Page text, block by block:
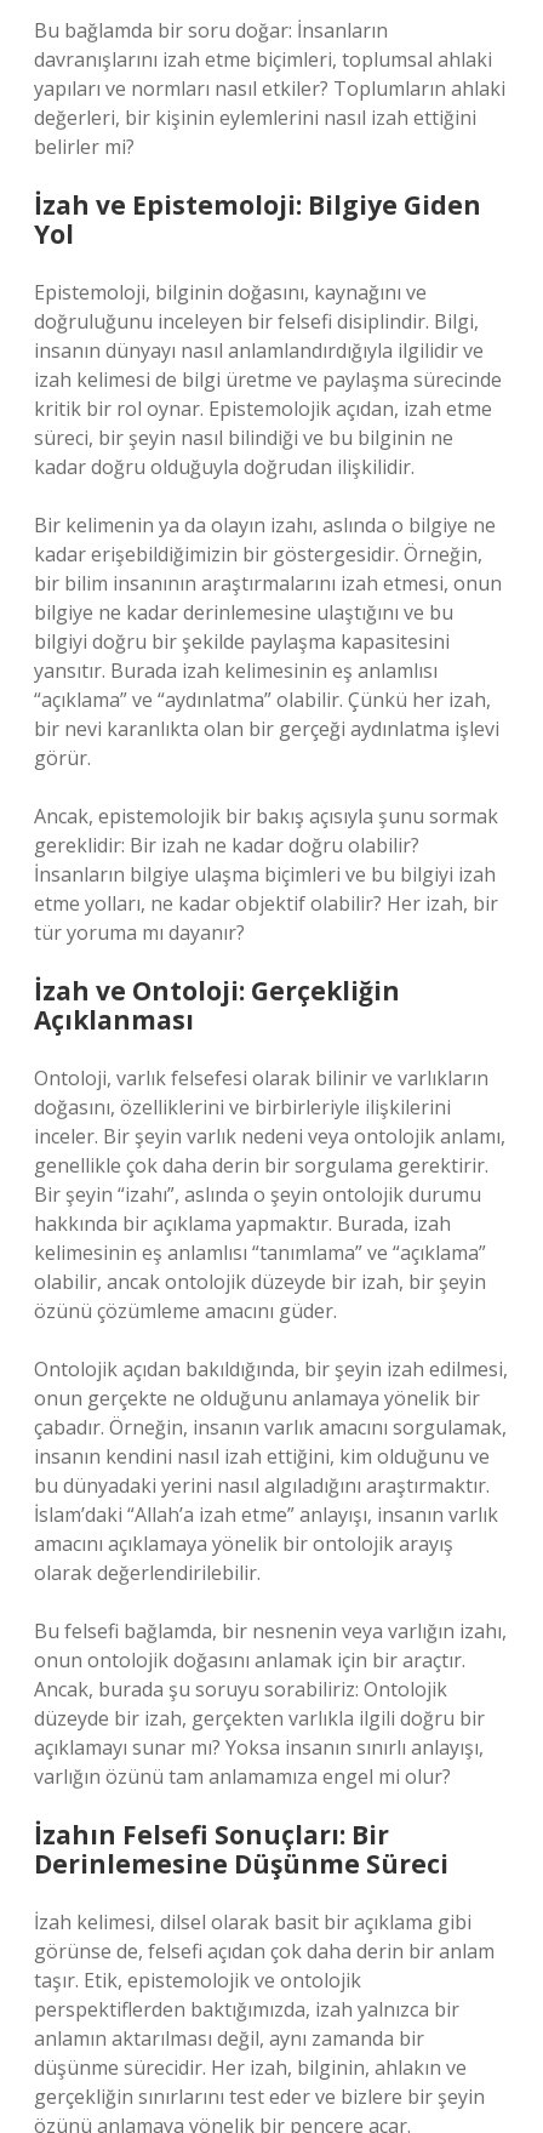
Bu bağlamda bir soru doğar: İnsanların
davranışlarını izah etme biçimleri, toplumsal ahlaki
yapıları ve normları nasıl etkiler? Toplumların ahlaki
değerleri, bir kişinin eylemlerini nasıl izah ettiğini
belirler mi?
İzah ve Epistemoloji: Bilgiye Giden
Yol
Epistemoloji, bilginin doğasını, kaynağını ve
doğruluğunu inceleyen bir felsefi disiplindir. Bilgi,
insanın dünyayı nasıl anlamlandırdığıyla ilgilidir ve
izah kelimesi de bilgi üretme ve paylaşma sürecinde
kritik bir rol oynar. Epistemolojik açıdan, izah etme
süreci, bir şeyin nasıl bilindiği ve bu bilginin ne
kadar doğru olduğuyla doğrudan ilişkilidir.
Bir kelimenin ya da olayın izahı, aslında o bilgiye ne
kadar erişebildiğimizin bir göstergesidir. Örneğin,
bir bilim insanının araştırmalarını izah etmesi, onun
bilgiye ne kadar derinlemesine ulaştığını ve bu
bilgiyi doğru bir şekilde paylaşma kapasitesini
yansıtır. Burada izah kelimesinin eş anlamlısı
“açıklama” ve “aydınlatma” olabilir. Çünkü her izah,
bir nevi karanlıkta olan bir gerçeği aydınlatma işlevi
görür.
Ancak, epistemolojik bir bakış açısıyla şunu sormak
gereklidir: Bir izah ne kadar doğru olabilir?
İnsanların bilgiye ulaşma biçimleri ve bu bilgiyi izah
etme yolları, ne kadar objektif olabilir? Her izah, bir
tür yoruma mı dayanır?
İzah ve Ontoloji: Gerçekliğin
Açıklanması
Ontoloji, varlık felsefesi olarak bilinir ve varlıkların
doğasını, özelliklerini ve birbirleriyle ilişkilerini
inceler. Bir şeyin varlık nedeni veya ontolojik anlamı,
genellikle çok daha derin bir sorgulama gerektirir.
Bir şeyin “izahı”, aslında o şeyin ontolojik durumu
hakkında bir açıklama yapmaktır. Burada, izah
kelimesinin eş anlamlısı “tanımlama” ve “açıklama”
olabilir, ancak ontolojik düzeyde bir izah, bir şeyin
özünü çözümleme amacını güder.
Ontolojik açıdan bakıldığında, bir şeyin izah edilmesi,
onun gerçekte ne olduğunu anlamaya yönelik bir
çabadır. Örneğin, insanın varlık amacını sorgulamak,
insanın kendini nasıl izah ettiğini, kim olduğunu ve
bu dünyadaki yerini nasıl algıladığını araştırmaktır.
İslam’daki “Allah’a izah etme” anlayışı, insanın varlık
amacını açıklamaya yönelik bir ontolojik arayış
olarak değerlendirilebilir.
Bu felsefi bağlamda, bir nesnenin veya varlığın izahı,
onun ontolojik doğasını anlamak için bir araçtır.
Ancak, burada şu soruyu sorabiliriz: Ontolojik
düzeyde bir izah, gerçekten varlıkla ilgili doğru bir
açıklamayı sunar mı? Yoksa insanın sınırlı anlayışı,
varlığın özünü tam anlamamıza engel mi olur?
İzahın Felsefi Sonuçları: Bir
Derinlemesine Düşünme Süreci
İzah kelimesi, dilsel olarak basit bir açıklama gibi
görünse de, felsefi açıdan çok daha derin bir anlam
taşır. Etik, epistemolojik ve ontolojik
perspektiflerden baktığımızda, izah yalnızca bir
anlamın aktarılması değil, aynı zamanda bir
düşünme sürecidir. Her izah, bilginin, ahlakın ve
gerçekliğin sınırlarını test eder ve bizlere bir şeyin
özünü anlamaya yönelik bir pencere açar.